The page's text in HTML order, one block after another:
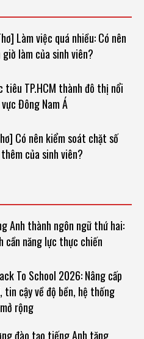
Làm việc quá nhiều: Có nên
giờ làm của sinh viên?
tiêu TP.HCM thành đô thị nổi
Đông Nam Á
Có nên kiểm soát chặt số
của sinh viên?
Anh thành ngôn ngữ thứ hai:
cần năng lực thực chiến
To School 2026: Nâng cấp
tin cậy về độ bền, hệ thống
rộng
đào tạo tiếng Anh tăng